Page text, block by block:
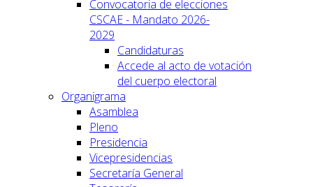
Convocatoria de elecciones
CSCAE - Mandato 2026-
2029
Candidaturas
Accede al acto de votación
del cuerpo electoral
Organigrama
Asamblea
Pleno
Presidencia
Vicepresidencias
Secretaría General